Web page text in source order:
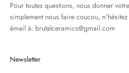
Pour toutes questions, nous donner
simplement nous faire coucou,
émail à: brutalceramics@gmail.com
Newsletter